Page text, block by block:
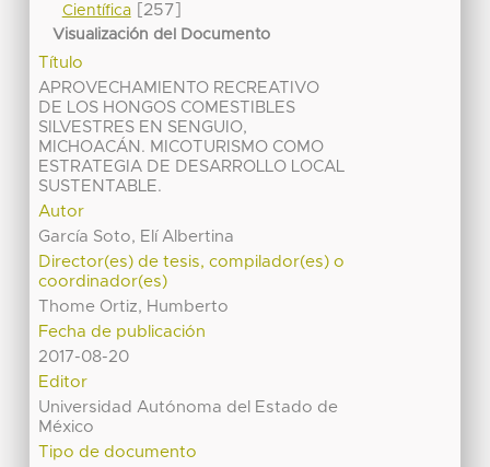
Científica[257]
Visualización del Documento
Título
APROVECHAMIENTO RECREATIVO
DE LOS HONGOS COMESTIBLES
SILVESTRES EN SENGUIO,
MICHOACÁN. MICOTURISMO COMO
ESTRATEGIA DE DESARROLLO LOCAL
SUSTENTABLE.
Autor
García Soto, Elí Albertina
Director(es) de tesis, compilador(es) o
coordinador(es)
Thome Ortiz, Humberto
Fecha de publicación
2017-08-20
Editor
Universidad Autónoma del Estado de
México
Tipo de documento